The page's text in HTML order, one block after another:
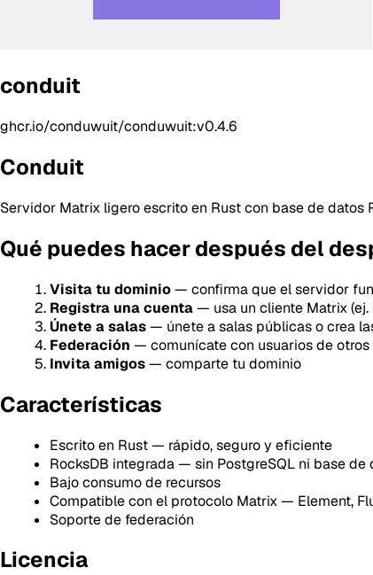
conduit
ghcr.io/conduwuit/conduwuit:v0.4.6
Conduit
Servidor Matrix ligero escrito en Rust con base de
Qué puedes hacer después del
Visita tu dominio— confirma que el servidor
Registra una cuenta— usa un cliente Matrix
Únete a salas— únete a salas públicas o crea
Federación — comunícate con usuarios de
Invita amigos— comparte tu dominio
Características
Escrito en Rust — rápido, seguro y eficiente
RocksDB integrada — sin PostgreSQL ni base de
Bajo consumo de recursos
Compatible con el protocolo Matrix — Element,
Soporte de federación
Licencia